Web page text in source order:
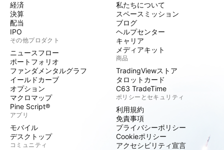
経済
決算
配当
IPO
その他プロダクト
ニュースフロー
ポートフォリオ
ファンダメンタルグラフ
イールドカーブ
オプション
マクロマップ
Pine Script®
アプリ
モバイル
デスクトップ
コミュニティ
私たちについて
スペースミッション
ブログ
ヘルプセンター
キャリア
メディアキット
商品
TradingViewストア
タロットカード
C63 TradeTime
ポリシーとセキュリティ
利用規約
免責事項
プライバシーポリシー
Cookieポリシー
アクセシビリティ宣言